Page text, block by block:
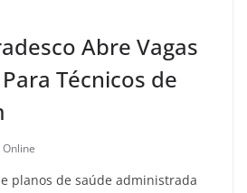
Abre Vagas
Técnicos de
Online
planos de saúde administrada